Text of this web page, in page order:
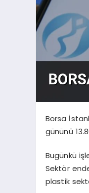
Borsa
gününü
Bugünkü
Sektör
plastik